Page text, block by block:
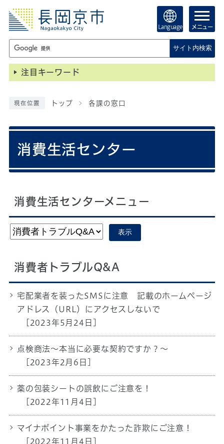
Language メニュー
サイト内検索
注目キーワード
現在位置 トップ 各課の窓口
消費生活センター
消費生活センターメニュー
表示
消費者トラブルQ&A
宅配業者を装ったSMSに注意 記載のホームページ
アドレス（URL）にアクセスしないで
[2023年5月24日]
点検商法～本当に必要な契約ですか？～
[2023年2月6日]
薬の包装シートの誤飲にご注意を！
[2022年11月4日]
マイナポイント事業をかたった詐欺にご注意！
[2022年11月4日]